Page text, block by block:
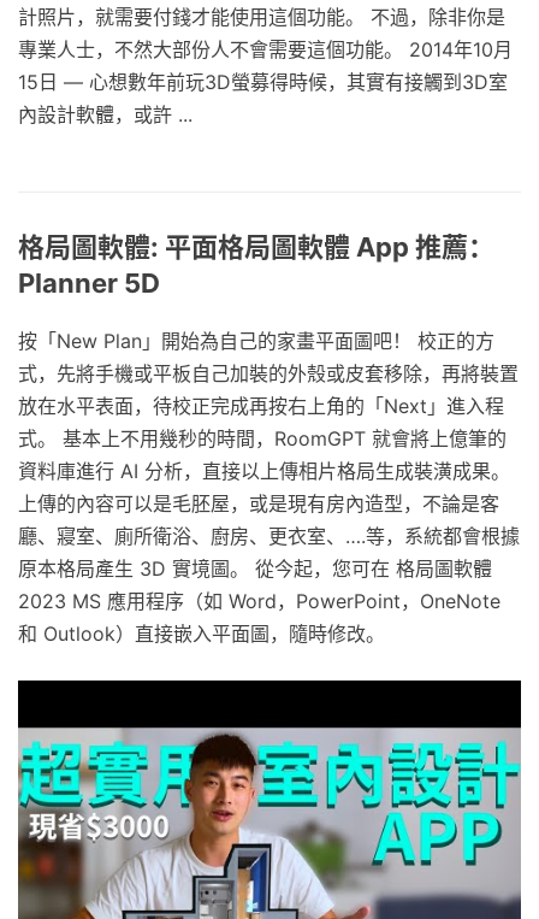
計照片，就需要付錢才能使用這個功能。 不過，除非你是
專業人士，不然大部份人不會需要這個功能。 2014年10月
15日 — 心想數年前玩3D螢募得時候，其實有接觸到3D室
內設計軟體，或許 ...
格局圖軟體: 平面格局圖軟體 App 推薦：
Planner 5D
按「New Plan」開始為自己的家畫平面圖吧！ 校正的方
式，先將手機或平板自己加裝的外殼或皮套移除，再將裝置
放在水平表面，待校正完成再按右上角的「Next」進入程
式。 基本上不用幾秒的時間，RoomGPT 就會將上億筆的
資料庫進行 AI 分析，直接以上傳相片格局生成裝潢成果。
上傳的內容可以是毛胚屋，或是現有房內造型，不論是客
廳、寢室、廁所衛浴、廚房、更衣室、….等，系統都會根據
原本格局產生 3D 實境圖。 從今起，您可在 格局圖軟體
2023 MS 應用程序（如 Word，PowerPoint，OneNote
和 Outlook）直接嵌入平面圖，隨時修改。